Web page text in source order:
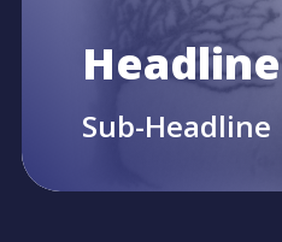
Headline
Sub-Headline